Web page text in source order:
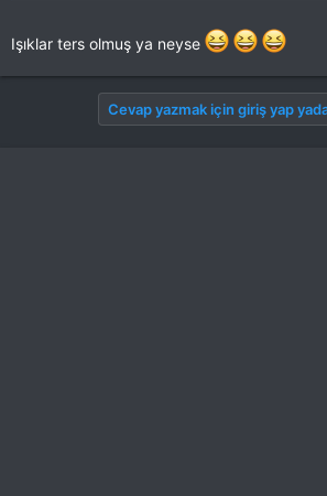
Işıklar ters olmuş ya neyse
Cevap yazmak için giriş yap